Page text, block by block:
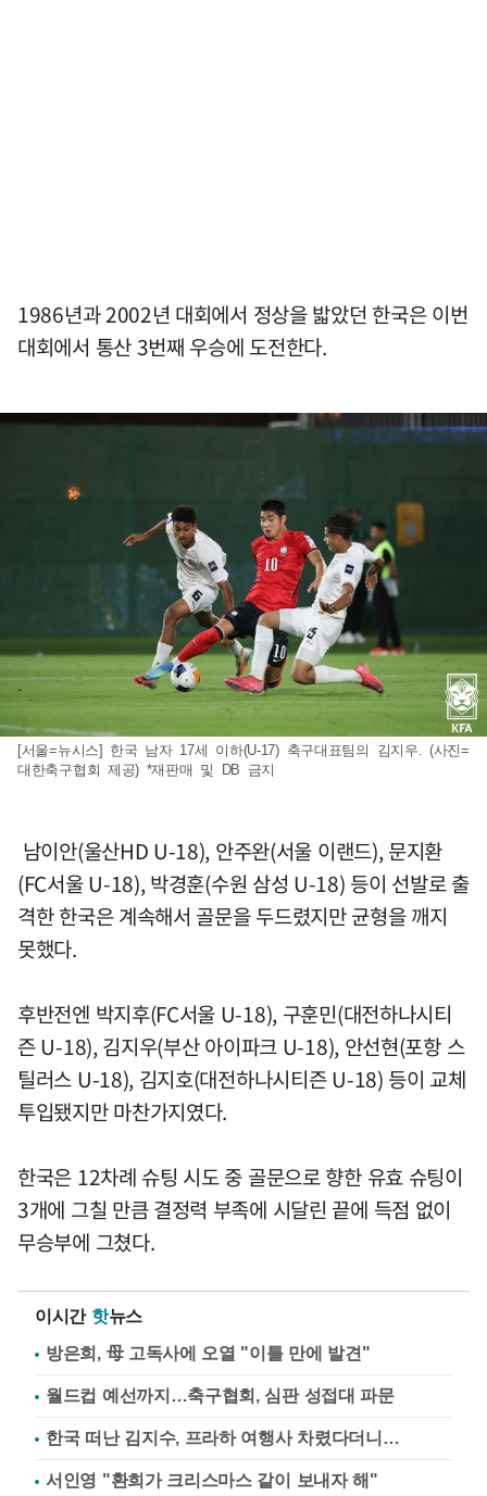
1986년과 2002년 대회에서 정상을 밟았던 한국은 이번
대회에서 통산 3번째 우승에 도전한다.
[서울=뉴시스] 한국 남자 17세 이하(U-17) 축구대표팀의 김지우. (사진=
대한축구협회 제공) *재판매 및 DB 금지
남이안(울산HD U-18), 안주완(서울 이랜드), 문지환
(FC서울 U-18), 박경훈(수원 삼성 U-18) 등이 선발로 출
격한 한국은 계속해서 골문을 두드렸지만 균형을 깨지
못했다.
후반전엔 박지후(FC서울 U-18), 구훈민(대전하나시티
즌 U-18), 김지우(부산 아이파크 U-18), 안선현(포항 스
틸러스 U-18), 김지호(대전하나시티즌 U-18) 등이 교체
투입됐지만 마찬가지였다.
한국은 12차례 슈팅 시도 중 골문으로 향한 유효 슈팅이
3개에 그칠 만큼 결정력 부족에 시달린 끝에 득점 없이
무승부에 그쳤다.
이시간 핫뉴스
방은희, 母 고독사에 오열 "이틀 만에 발견"
월드컵 예선까지…축구협회, 심판 성접대 파문
한국 떠난 김지수, 프라하 여행사 차렸다더니…
서인영 "환희가 크리스마스 같이 보내자 해"